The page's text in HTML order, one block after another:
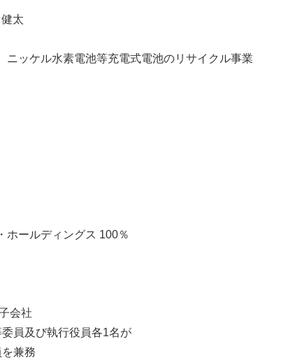
太
ッケル水素電池等充電式電池のリサイクル事業
ールディングス 100％
会社
員及び執行役員各1名が
務